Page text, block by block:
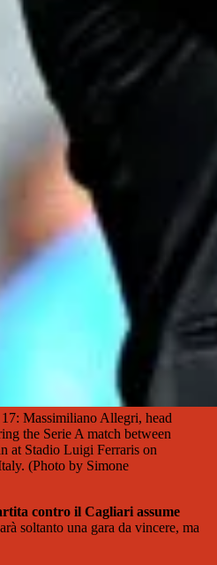
Massimiliano Allegri, head
the Serie A match between
at Stadio Luigi Ferraris on
(Photo by Simone
contro il Cagliari assume
soltanto una gara da vincere, ma